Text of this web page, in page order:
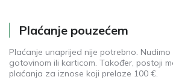
Plaćanje pouzećem
Plaćanje unaprijed nije potrebno.
gotovinom ili karticom. Također, postoji
plaćanja za iznose koji prelaze 100 €.